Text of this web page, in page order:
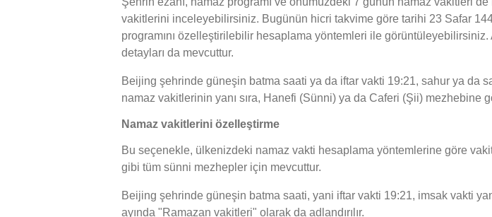
vakitlerini inceleyebilirsiniz. Bugünün hicri takvime göre tarihi 23 Safar
programını özelleştirilebilir hesaplama yöntemleri ile
detayları da mevcuttur.
Beijing şehrinde güneşin batma saati ya da iftar vakti 19:21, sahur ya da
namaz vakitlerinin yanı sıra, Hanefi (Sünni) ya da Caferi (Şii) mezhebine
Namaz vakitlerini özelleştirme
Bu seçenekle, ülkenizdeki namaz vakti hesaplama yöntemlerine göre
gibi tüm sünni mezhepler için mevcuttur.
Beijing şehrinde güneşin batma saati, yani iftar vakti 19:21, imsak vakti
ayında "Ramazan vakitleri" olarak da adlandırılır.